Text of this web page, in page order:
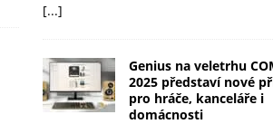
[...]
Genius na veletrhu
2025 představí nové
pro hráče, kanceláře i
domácnosti